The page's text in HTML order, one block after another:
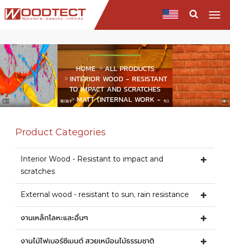
PRODUCTS
HOME
ALL PRODUCTS
INTERIOR WOOD - RESISTANT
TO IMPACT AND SCRATCHES
MATT (INTERNAL WORK -
WITHOUT SUN)
Product Categories
Interior Wood - Resistant to impact and
scratches
External wood - resistant to sun, rain resistance
งานเหล็กโลหะและอื่นๆ
งานไม้ไฟเบอร์ซีเมนต์ สวยเหมือนไม้ธรรมชาติ